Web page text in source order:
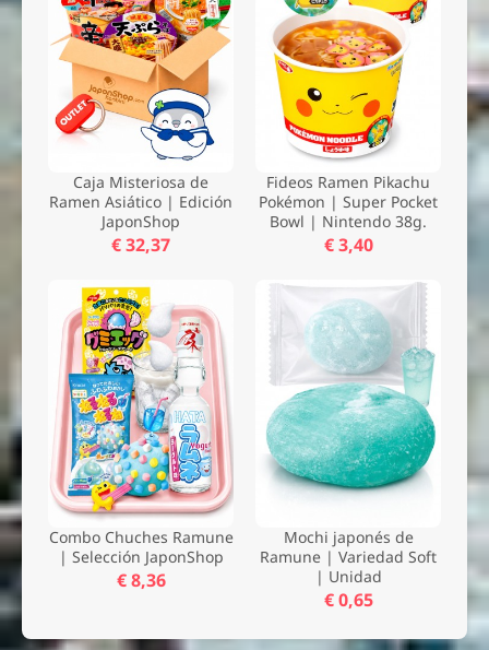
Caja Misteriosa de
Ramen Asiático | Edición
JaponShop
€ 32,37
Fideos Ramen Pikachu
Pokémon | Super Pocket
Bowl | Nintendo 38g.
€ 3,40
Combo Chuches Ramune
| Selección JaponShop
€ 8,36
Mochi japonés de
Ramune | Variedad Soft
| Unidad
€ 0,65